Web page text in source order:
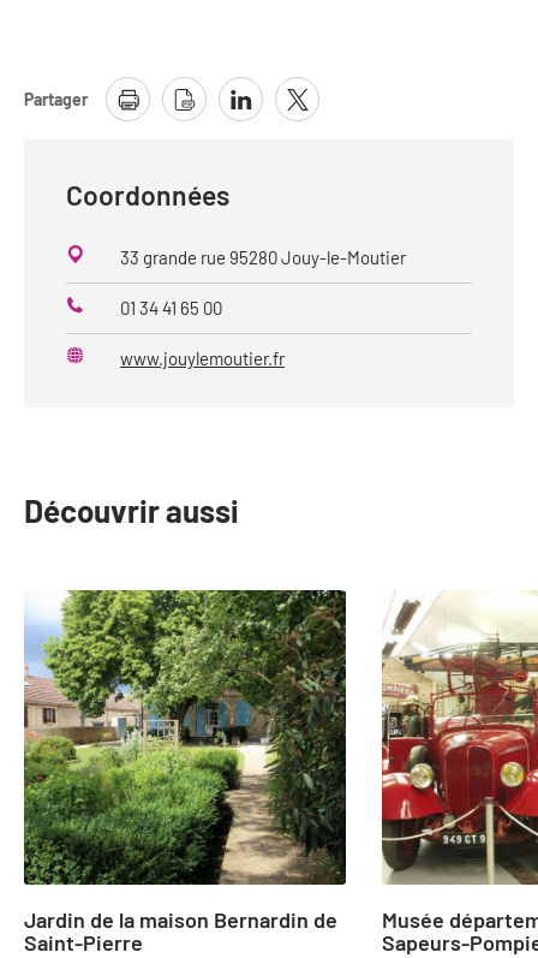
Partager
Coordonnées
33 grande rue 95280 Jouy-le-Moutier
Téléphone
01 34 41 65 00
www.jouylemoutier.fr
Découvrir aussi
1
2
of
23
Jardin de la maison Bernardin de
Saint-Pierre
Musée
Sapeurs-